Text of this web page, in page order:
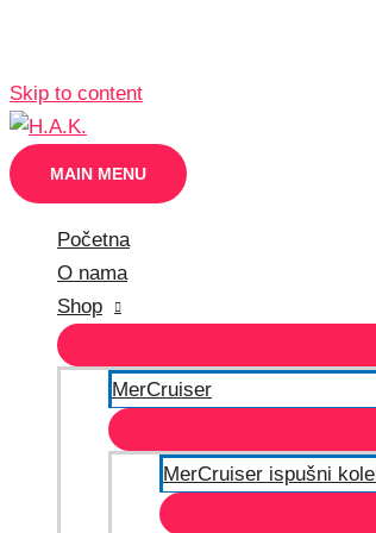
Skip to content
MAIN MENU
Početna
O nama
Shop
MerCruiser
MerCruiser ispušni